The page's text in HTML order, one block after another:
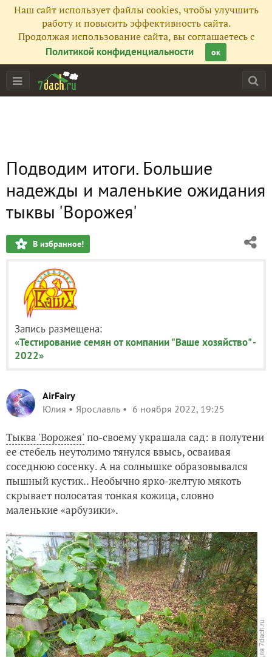
Наш сайт использует файлы cookies, чтобы улучшить
работу и повысить эффективность сайта.
Продолжая использование сайта, вы соглашаетесь с
Политикой конфиденциальности
ок
Подводим итоги. Большие
надежды и маленькие ожидания
тыквы 'Ворожея'
В избранное!
Запись размещена:
«Тестирование семян от компании "Ваше хозяйство" -
2022»
AirFairy
Юлия
Ярославль 6 ноября 2022, 19:25
Тыква 'Ворожея' по-своему украшала сад: в полутени
ее стебель неутолимо тянулся ввысь, осваивая
соседнюю сосенку. А на солнышке образовывался
пышный кустик.. Необычно ярко-желтую мякоть
скрывает полосатая тонкая кожица, словно
маленькие «арбузики».